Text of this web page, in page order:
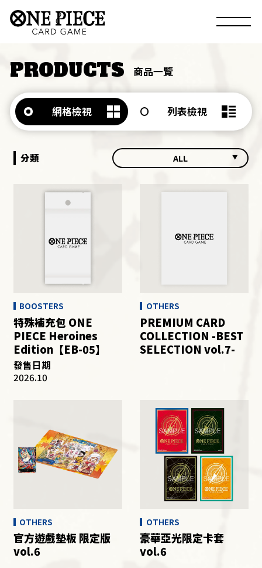
PRODUCTS 商品一覽
分類 ALL
ALL
OTHER
網格檢視 列表檢視
BOOSTERS
特殊補充包 ONE
PIECE Heroines
Edition【EB-05】
發售日期
2026.10
OTHERS
PREMIUM CARD
COLLECTION -BEST
SELECTION vol.7-
OTHERS
官方遊戲墊板 限定版
vol.6
OTHERS
豪華亞光限定卡套
vol.6